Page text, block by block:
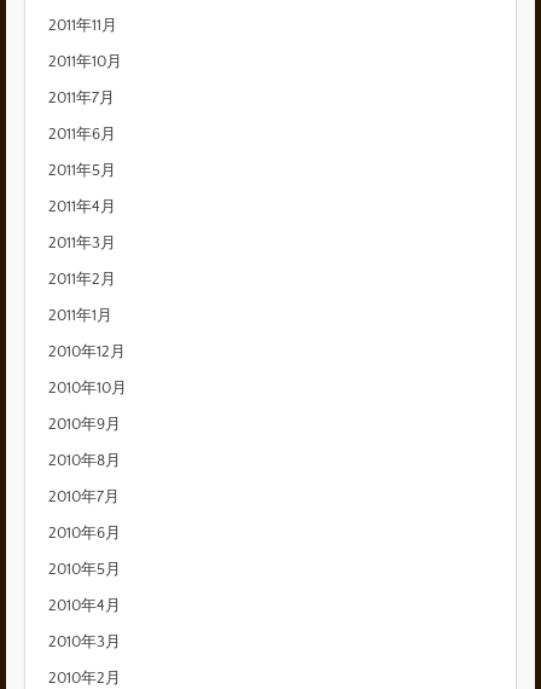
2011年11月
2011年10月
2011年7月
2011年6月
2011年5月
2011年4月
2011年3月
2011年2月
2011年1月
2010年12月
2010年10月
2010年9月
2010年8月
2010年7月
2010年6月
2010年5月
2010年4月
2010年3月
2010年2月